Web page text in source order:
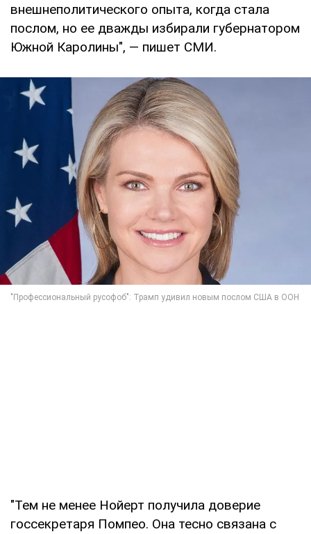
внешнеполитического опыта, когда стала
послом, но ее дважды избирали губернатором
Южной Каролины", — пишет СМИ.
"Тем не менее Нойерт получила доверие
госсекретаря Помпео. Она тесно связана с